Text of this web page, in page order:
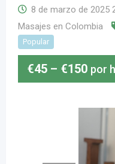
8 de marzo de 2025
Masajes en Colombia
Popular
€45 – €150 por